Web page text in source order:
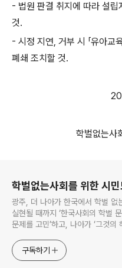
- 법원 판결 취지에 따라 설
것.
- 시정 지연, 거부 시 「유아교
폐쇄 조치할 것.
학벌없는사
학벌없는사회를 위한 시민
광주, 더 나아가 한국에서 학벌 없
실현될 때까지 ‘한국사회의 학벌
문제를 고민’하고, 나아가 ‘그것
구독하기